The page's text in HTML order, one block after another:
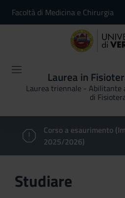
Facoltà di Medicina e Chirurgia
Laurea in
Laurea triennale - Abilitante
di
Corso a esaurimento
2025/2026)
Studiare